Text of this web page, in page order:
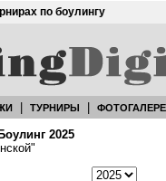
по боулингу
ТУРНИРЫ
2025